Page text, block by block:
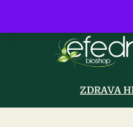
ZDRAVA